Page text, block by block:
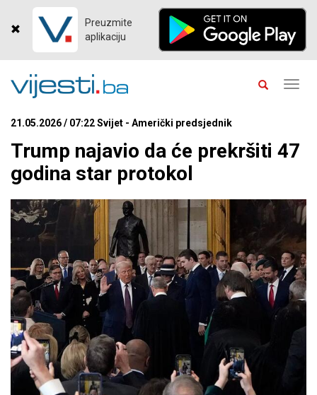
Preuzmite
aplikaciju
21.05.2026 / 07:22 Svijet - Američki predsjednik
Trump najavio da će prekršiti 47
godina star protokol